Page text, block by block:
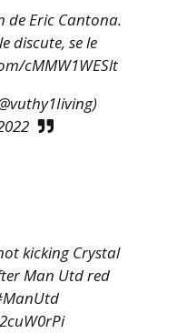
de Eric Cantona.
discute, se le
cMMW1WESlt
kicking Crystal
Man Utd red